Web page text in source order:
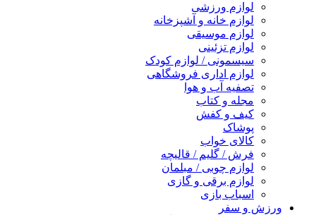
لوازم ورزشی
لوازم خانه و آشپزخانه
لوازم موسیقی
لوازم تزئینی
سیسمونی / لوازم کودک
لوازم اداری فروشگاهی
تصفیه آب و هوا
مجله و کتاب
کیف و کفش
پوشاک
کالای خواب
فرش / گلیم / قالیچه
لوازم چوبی / مبلمان
لوازم برقی و گازی
اسباب بازی
و سفر